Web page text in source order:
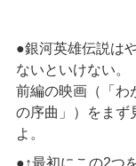
●銀河英雄伝説は
ないといけない。
前編の映画（「わ
の序曲」）をまず
よ。
●↑最初にこの2つ